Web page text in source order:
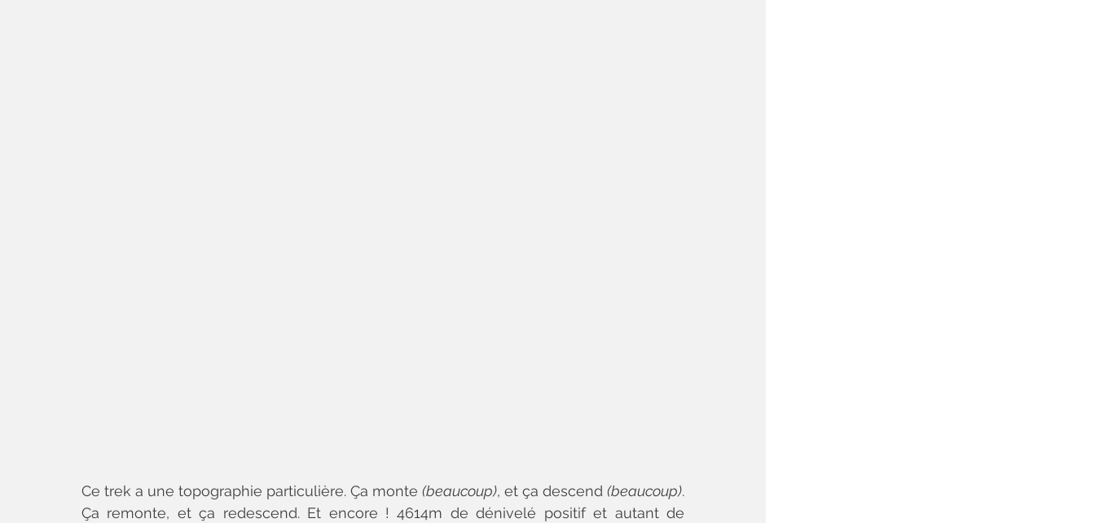
Ce trek a une topographie particulière. Ça monte (beaucoup), et ça descend (beaucoup).
Ça remonte, et ça redescend. Et encore ! 4614m de dénivelé positif et autant de